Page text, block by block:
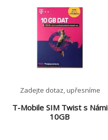
T-Mobile SIM Twist s Námi
10GB
Zadejte dotaz, upřesníme